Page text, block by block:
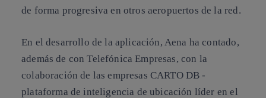
de forma progresiva en otros aeropuertos de la red.
En el desarrollo de la aplicación, Aena ha contado,
además de con Telefónica Empresas, con la
colaboración de las empresas CARTO DB -
plataforma de inteligencia de ubicación líder en el